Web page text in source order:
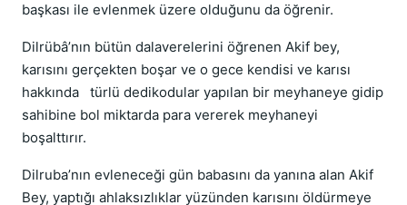
başkası ile evlenmek üzere olduğunu da öğrenir.
Dilrübâ’nın bütün dalaverelerini öğrenen Akif bey,
karısını gerçekten boşar ve o gece kendisi ve karısı
hakkında türlü dedikodular yapılan bir meyhaneye gidip
sahibine bol miktarda para vererek meyhaneyi
boşalttırır.
Dilruba’nın evleneceği gün babasını da yanına alan Akif
Bey, yaptığı ahlaksızlıklar yüzünden karısını öldürmeye